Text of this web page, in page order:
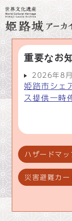
重要なお
2026年8
姫路市シェ
ス提供一時
ハザードマッ
災害避難カー